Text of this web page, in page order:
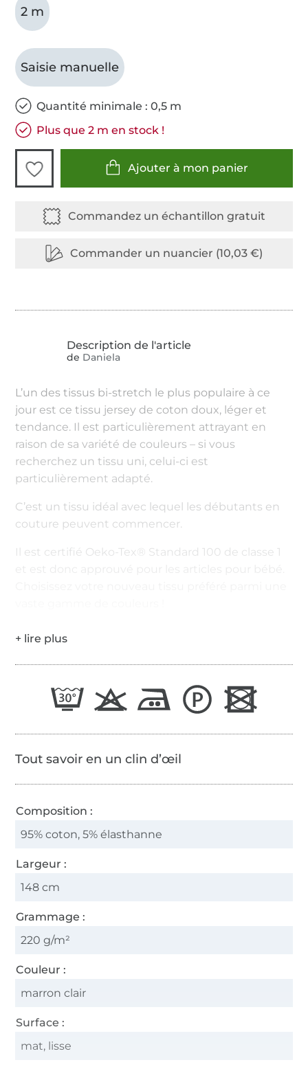
2 m
Saisie manuelle
Quantité minimale : 0,5 m
Plus que 2 m en stock !
Ajouter à mon panier
de Daniela
L’un des tissus bi-stretch le plus populaire à ce
jour est ce tissu jersey de coton doux, léger et
tendance. Il est particulièrement attrayant en
raison de sa variété de couleurs – si vous
recherchez un tissu uni, celui-ci est
particulièrement adapté.
C’est un tissu idéal avec lequel les débutants en
couture peuvent commencer.
Il est certifié Oeko-Tex® Standard 100 de classe 1
Tout savoir en un clin d’œil
Composition :
95% coton, 5% élasthanne
Largeur :
148 cm
Grammage :
220 g/m²
Couleur :
marron clair
Surface :
mat, lisse